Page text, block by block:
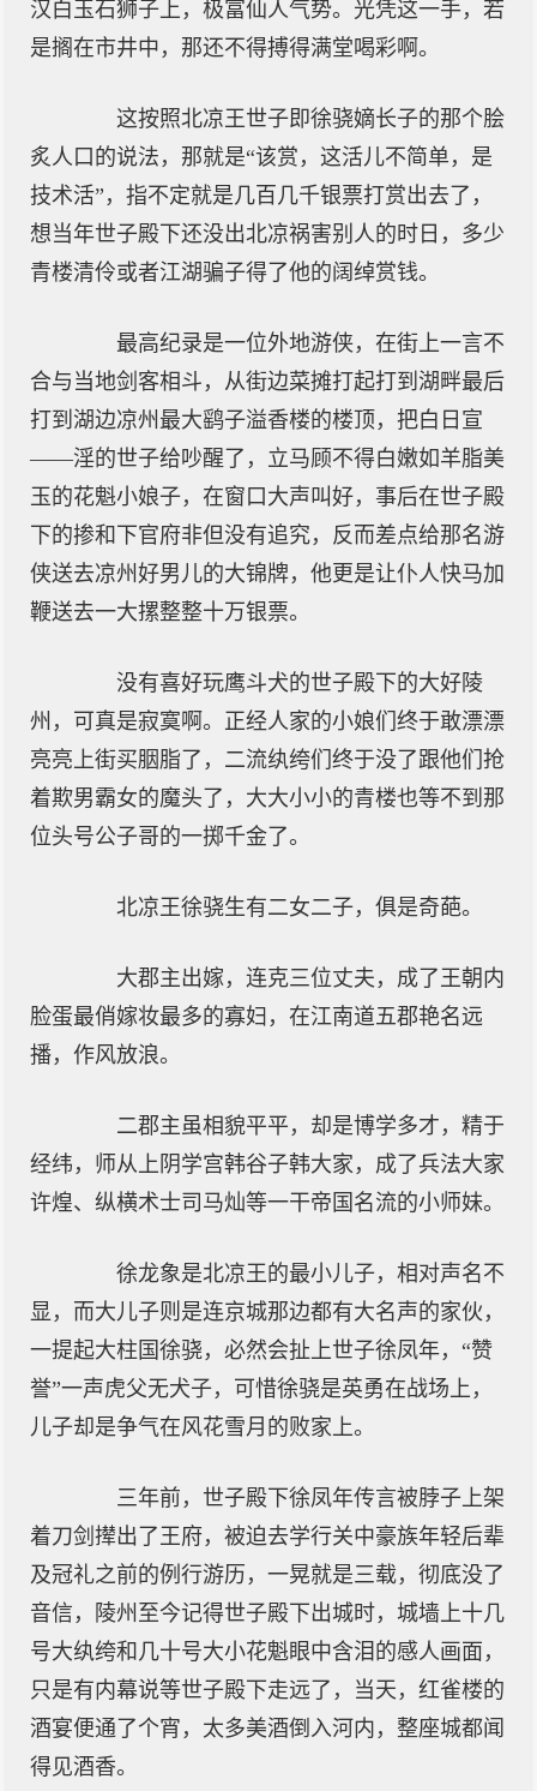
汉白玉石狮子上，极富仙人气势。光凭这一手，若
是搁在市井中，那还不得搏得满堂喝彩啊。
这按照北凉王世子即徐骁嫡长子的那个脍
炙人口的说法，那就是“该赏，这活儿不简单，是
技术活”，指不定就是几百几千银票打赏出去了，
想当年世子殿下还没出北凉祸害别人的时日，多少
青楼清伶或者江湖骗子得了他的阔绰赏钱。
最高纪录是一位外地游侠，在街上一言不
合与当地剑客相斗，从街边菜摊打起打到湖畔最后
打到湖边凉州最大鹞子溢香楼的楼顶，把白日宣
——淫的世子给吵醒了，立马顾不得白嫩如羊脂美
玉的花魁小娘子，在窗口大声叫好，事后在世子殿
下的掺和下官府非但没有追究，反而差点给那名游
侠送去凉州好男儿的大锦牌，他更是让仆人快马加
鞭送去一大摞整整十万银票。
没有喜好玩鹰斗犬的世子殿下的大好陵
州，可真是寂寞啊。正经人家的小娘们终于敢漂漂
亮亮上街买胭脂了，二流纨绔们终于没了跟他们抢
着欺男霸女的魔头了，大大小小的青楼也等不到那
位头号公子哥的一掷千金了。
北凉王徐骁生有二女二子，俱是奇葩。
大郡主出嫁，连克三位丈夫，成了王朝内
脸蛋最俏嫁妆最多的寡妇，在江南道五郡艳名远
播，作风放浪。
二郡主虽相貌平平，却是博学多才，精于
经纬，师从上阴学宫韩谷子韩大家，成了兵法大家
许煌、纵横术士司马灿等一干帝国名流的小师妹。
徐龙象是北凉王的最小儿子，相对声名不
显，而大儿子则是连京城那边都有大名声的家伙，
一提起大柱国徐骁，必然会扯上世子徐凤年，“赞
誉”一声虎父无犬子，可惜徐骁是英勇在战场上，
儿子却是争气在风花雪月的败家上。
三年前，世子殿下徐凤年传言被脖子上架
着刀剑撵出了王府，被迫去学行关中豪族年轻后辈
及冠礼之前的例行游历，一晃就是三载，彻底没了
音信，陵州至今记得世子殿下出城时，城墙上十几
号大纨绔和几十号大小花魁眼中含泪的感人画面，
只是有内幕说等世子殿下走远了，当天，红雀楼的
酒宴便通了个宵，太多美酒倒入河内，整座城都闻
得见酒香。